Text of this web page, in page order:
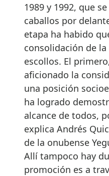
1989 y 1992, que
caballos por
etapa ha habido
consolidación de la
escollos. El
aficionado la
una posición
ha logrado
alcance de todos,
explica Andrés
de la onubense
Allí tampoco hay
promoción es a